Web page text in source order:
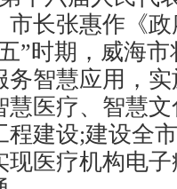
长张惠作《
”时期，威海
智慧应用，
医疗、智慧
程建设;建设全
医疗机构电